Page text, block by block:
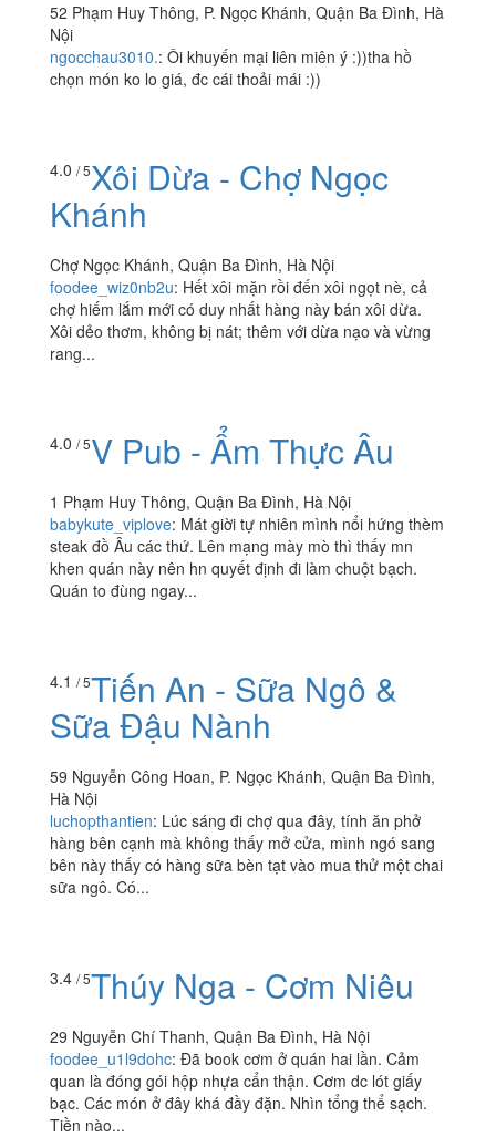
52 Phạm Huy Thông, P. Ngọc Khánh, Quận Ba Đình, Hà
Nội
ngocchau3010.: Ôi khuyến mại liên miên ý :))tha hồ
chọn món ko lo giá, đc cái thoải mái :))
4.0 / 5Xôi Dừa - Chợ Ngọc
Khánh
Chợ Ngọc Khánh, Quận Ba Đình, Hà Nội
foodee_wiz0nb2u: Hết xôi mặn rồi đến xôi ngọt nè, cả
chợ hiếm lắm mới có duy nhất hàng này bán xôi dừa.
Xôi dẻo thơm, không bị nát; thêm với dừa nạo và vừng
rang...
4.0 / 5V Pub - Ẩm Thực Âu
1 Phạm Huy Thông, Quận Ba Đình, Hà Nội
babykute_viplove: Mát giời tự nhiên mình nổi hứng thèm
steak đồ Âu các thứ. Lên mạng mày mò thì thấy mn
khen quán này nên hn quyết định đi làm chuột bạch.
Quán to đùng ngay...
4.1 / 5Tiến An - Sữa Ngô &
Sữa Đậu Nành
59 Nguyễn Công Hoan, P. Ngọc Khánh, Quận Ba Đình,
Hà Nội
luchopthantien: Lúc sáng đi chợ qua đây, tính ăn phở
hàng bên cạnh mà không thấy mở cửa, mình ngó sang
bên này thấy có hàng sữa bèn tạt vào mua thử một chai
sữa ngô. Có...
3.4 / 5Thúy Nga - Cơm Niêu
29 Nguyễn Chí Thanh, Quận Ba Đình, Hà Nội
foodee_u1l9dohc: Đã book cơm ở quán hai lần. Cảm
quan là đóng gói hộp nhựa cẩn thận. Cơm dc lót giấy
bạc. Các món ở đây khá đầy đặn. Nhìn tổng thể sạch.
Tiền nào...